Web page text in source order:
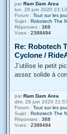
par Ram Dam Area
lun. 29 juin 2020 23:13
Forum : Tout sur les
Sujet : Robotech The
Réponses : 368
Vues : 2388494
Re: Robotech
Cyclone /
J’utilise le petit
assez solide à
par Ram Dam Area
dim. 28 juin 2020 21:57
Forum : Tout sur les
Sujet : Robotech The
Réponses : 368
Vues : 2388494